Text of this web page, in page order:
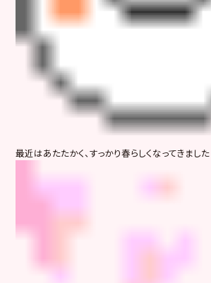
最近はあたたかく、すっかり春らしくなってきました